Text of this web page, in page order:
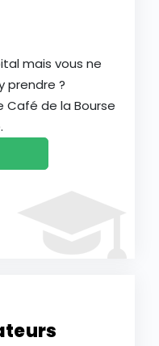
mais vous ne
prendre ?
Café de la Bourse